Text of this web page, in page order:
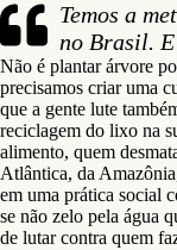
Temos a
no Brasil. E
Não é plantar árvore
precisamos criar uma
que a gente lute
reciclagem do lixo na
alimento, quem
Atlântica, da
em uma prática social
se não zelo pela água
de lutar contra quem